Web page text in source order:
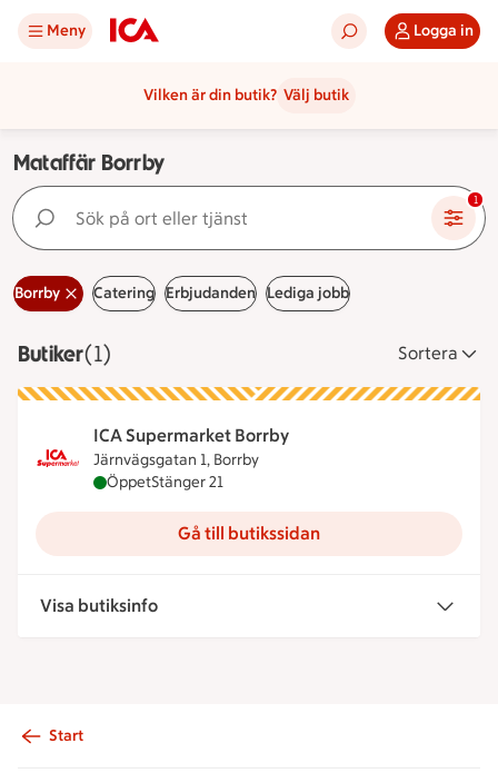
Meny Logga in
Vilken är din butik? Välj butik
Mataffär Borrby
Sök på ort eller tjänst 1
Borrby Catering Erbjudanden Lediga jobb
ButikerVisar 1 stycken
(1) Sortera
ICA Supermarket Borrby
Järnvägsgatan 1, Borrby
ICA Supermarket Borrby är öppen nu, stänger
ÖppetStänger 21
Gå till butikssidan
Visa butiksinfo
Start